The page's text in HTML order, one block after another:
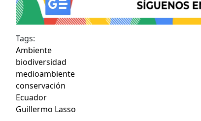
Tags:
Ambiente
biodiversidad
medioambiente
conservación
Ecuador
Guillermo Lasso